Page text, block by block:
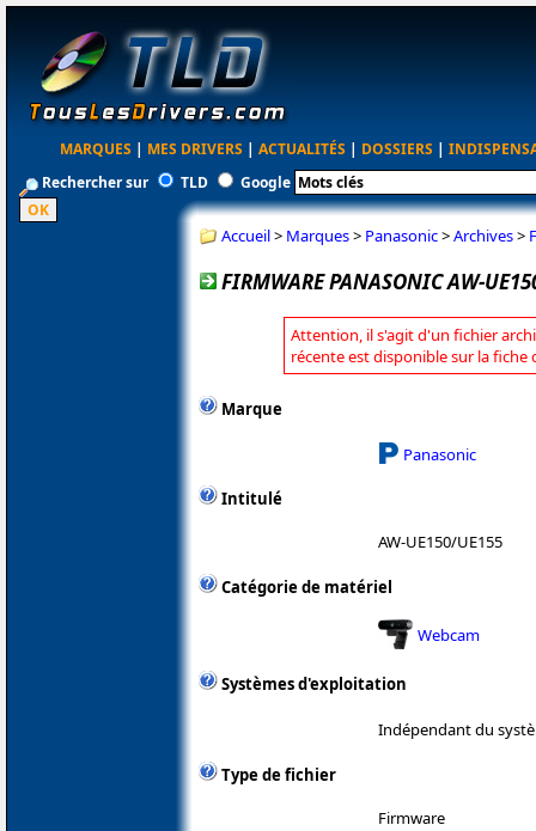
MARQUES | MES DRIVERS | ACTUALITÉS | DOSSIERS |
Rechercher sur
TLD Google
Accueil> Marques> Panasonic>Archives>
FIRMWARE PANASONIC AW-
Attention, il s'agit d'un fichier
récente est disponible sur la fiche
Marque
Panasonic
Intitulé
AW-UE150/UE155
Catégorie de matériel
Webcam
Systèmes d'exploitation
Indépendant du
Type de fichier
Firmware